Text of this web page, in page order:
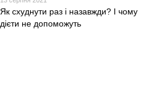
Як схуднути раз і назавжди? І чому
дієти не допоможуть